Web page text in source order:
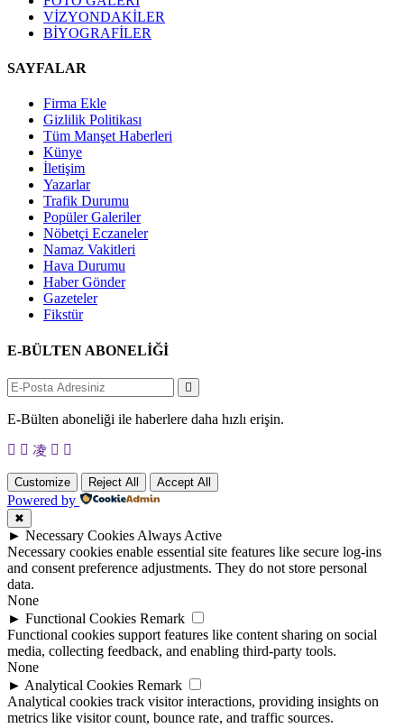
VİZYONDAKİLER
BİYOGRAFİLER
SAYFALAR
Firma Ekle
Gizlilik Politikası
Tüm Manşet Haberleri
Künye
İletişim
Yazarlar
Trafik Durumu
Popüler Galeriler
Nöbetçi Eczaneler
Namaz Vakitleri
Hava Durumu
Haber Gönder
Gazeteler
Fikstür
E-BÜLTEN ABONELİĞİ
E-Bülten aboneliği ile haberlere daha hızlı erişin.
Customize Reject All Accept All
Powered by
✖
► Necessary Cookies Always Active
Necessary cookies enable essential site features like secure log-ins
and consent preference adjustments. They do not store personal
data.
None
► Functional Cookies Remark
Functional cookies support features like content sharing on social
media, collecting feedback, and enabling third-party tools.
None
► Analytical Cookies Remark
Analytical cookies track visitor interactions, providing insights on
metrics like visitor count, bounce rate, and traffic sources.